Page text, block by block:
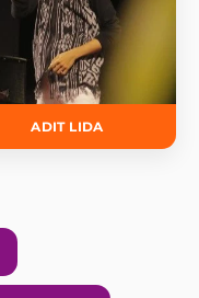
ADIT LIDA